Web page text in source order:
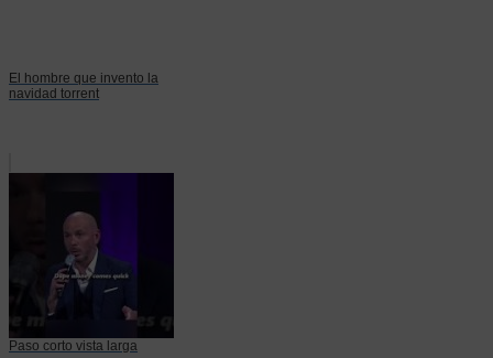
El hombre que invento la
navidad torrent
Paso corto vista larga